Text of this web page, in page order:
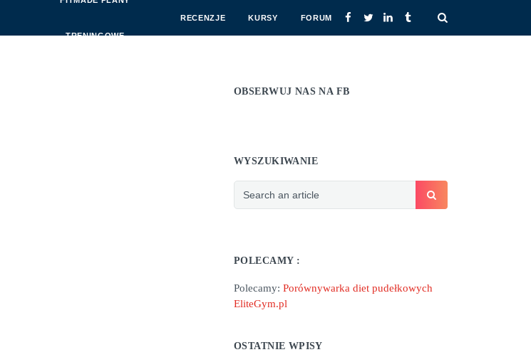
TRENINGOWE
RECENZJE KURSY FORUM
OBSERWUJ NAS NA FB
WYSZUKIWANIE
POLECAMY :
Polecamy: Porównywarka diet pudełkowych
EliteGym.pl
OSTATNIE WPISY